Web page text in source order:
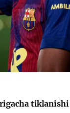
tiklanishi